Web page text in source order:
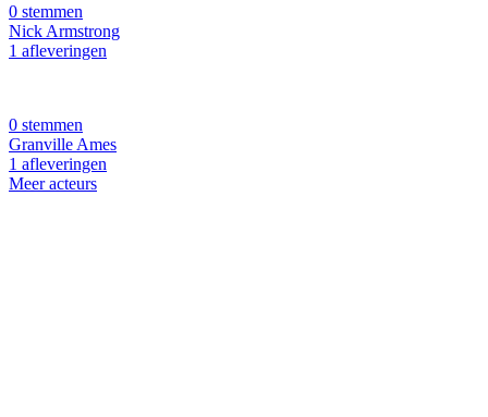
0 stemmen
Nick Armstrong
1 afleveringen
0 stemmen
Granville Ames
1 afleveringen
Meer acteurs